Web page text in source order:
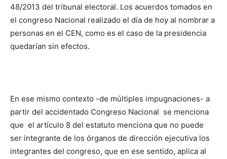
48/2013 del tribunal electoral. Los acuerdos tomados en
el congreso Nacional realizado el día de hoy al nombrar a
personas en el CEN, como es el caso de la presidencia
quedarían sin efectos.
En ese mismo contexto -de múltiples impugnaciones- a
partir del accidentado Congreso Nacional se menciona
que el artículo 8 del estatuto menciona que no puede
ser integrante de los órganos de dirección ejecutiva los
integrantes del congreso, que en ese sentido, aplica al